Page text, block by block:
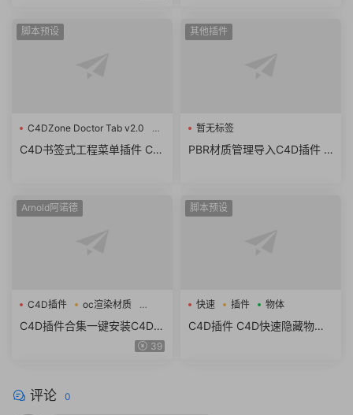
脚本预设
C4DZone Doctor Tab v2.0
书签式
C4D书签式工程菜单插件 C4
其他插件
暂无标签
PBR材质管理导入C4D插件 T
Arnold阿诺德
C4D插件
oc渲染材质
流体
C4D插件合集一键安装C4D粒
子插件流体OC渲染材质素材39
脚本预设
快速 插件 物体
C4D插件 C4D快速隐藏物体
评论 0